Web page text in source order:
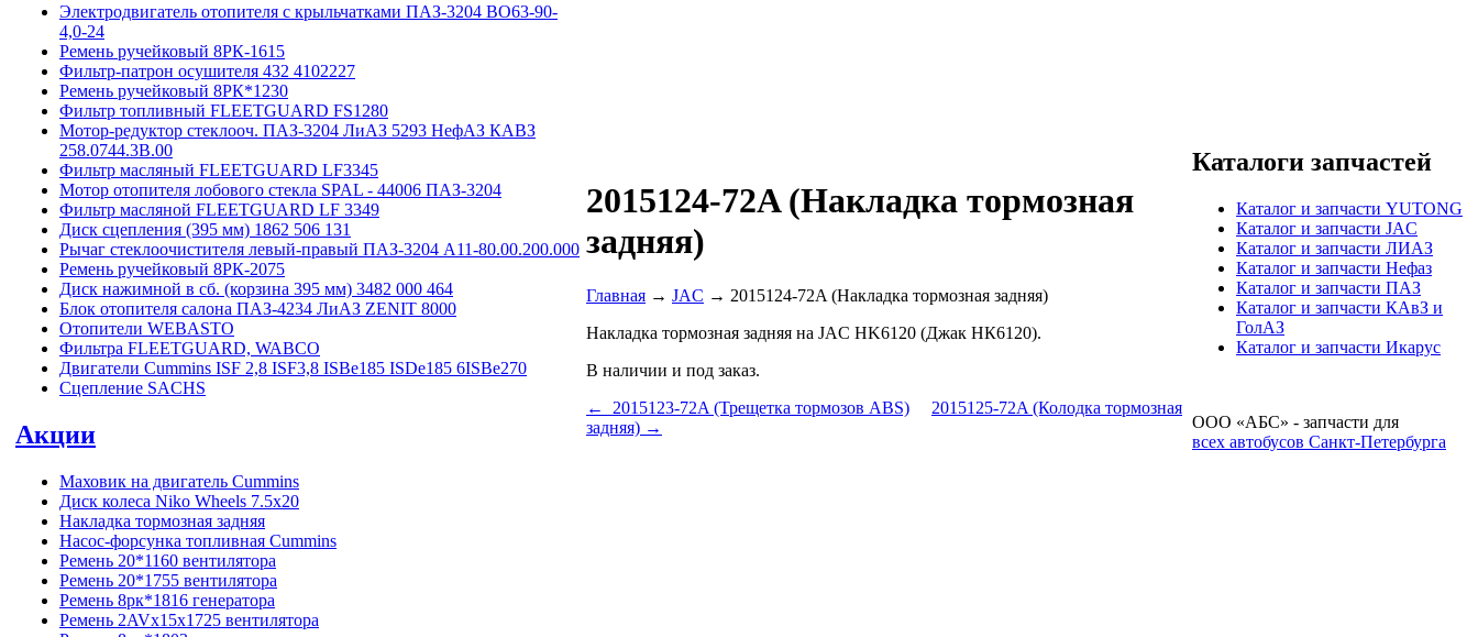
Электродвигатель отопителя с крыльчатками ПАЗ-3204 ВО63-90-
4,0-24
Ремень ручейковый 8РК-1615
Фильтр-патрон осушителя 432 4102227
Ремень ручейковый 8РК*1230
Фильтр топливный FLEETGUARD FS1280
Мотор-редуктор стеклооч. ПАЗ-3204 ЛиАЗ 5293 НефАЗ КАВЗ
258.0744.3B.00
Фильтр масляный FLEETGUARD LF3345
Мотор отопителя лобового стекла SPAL - 44006 ПАЗ-3204
Фильтр масляной FLEETGUARD LF 3349
Диск сцепления (395 мм) 1862 506 131
Рычаг стеклоочистителя левый-правый ПАЗ-3204 А11-80.00.200.000
Ремень ручейковый 8РК-2075
Диск нажимной в сб. (корзина 395 мм) 3482 000 464
Блок отопителя салона ПАЗ-4234 ЛиАЗ ZENIT 8000
Отопители WEBASTO
Фильтра FLEETGUARD, WABCO
Двигатели Cummins ISF 2,8 ISF3,8 ISBe185 ISDe185 6ISBe270
Сцепление SACHS
Акции
Маховик на двигатель Cummins
Диск колеса Niko Wheels 7.5x20
Накладка тормозная задняя
Насос-форсунка топливная Cummins
Ремень 20*1160 вентилятора
Ремень 20*1755 вентилятора
Ремень 8рк*1816 генератора
Ремень 2AVx15x1725 вентилятора
2015124-72A (Накладка тормозная
задняя)
Главная → JAC → 2015124-72A (Накладка тормозная задняя)
Накладка тормозная задняя на JAC HK6120 (Джак НК6120).
В наличии и под заказ.
← 2015123-72A (Трещетка тормозов ABS)
2015125-72A (Колодка тормозная
задняя) →
Каталоги запчастей
Каталог и запчасти YUTONG
Каталог и запчасти JAC
Каталог и запчасти ЛИАЗ
Каталог и запчасти Нефаз
Каталог и запчасти ПАЗ
Каталог и запчасти КАвЗ и
ГолАЗ
Каталог и запчасти Икарус
ООО «АБС» - запчасти для
всех автобусов Санкт-Петербурга